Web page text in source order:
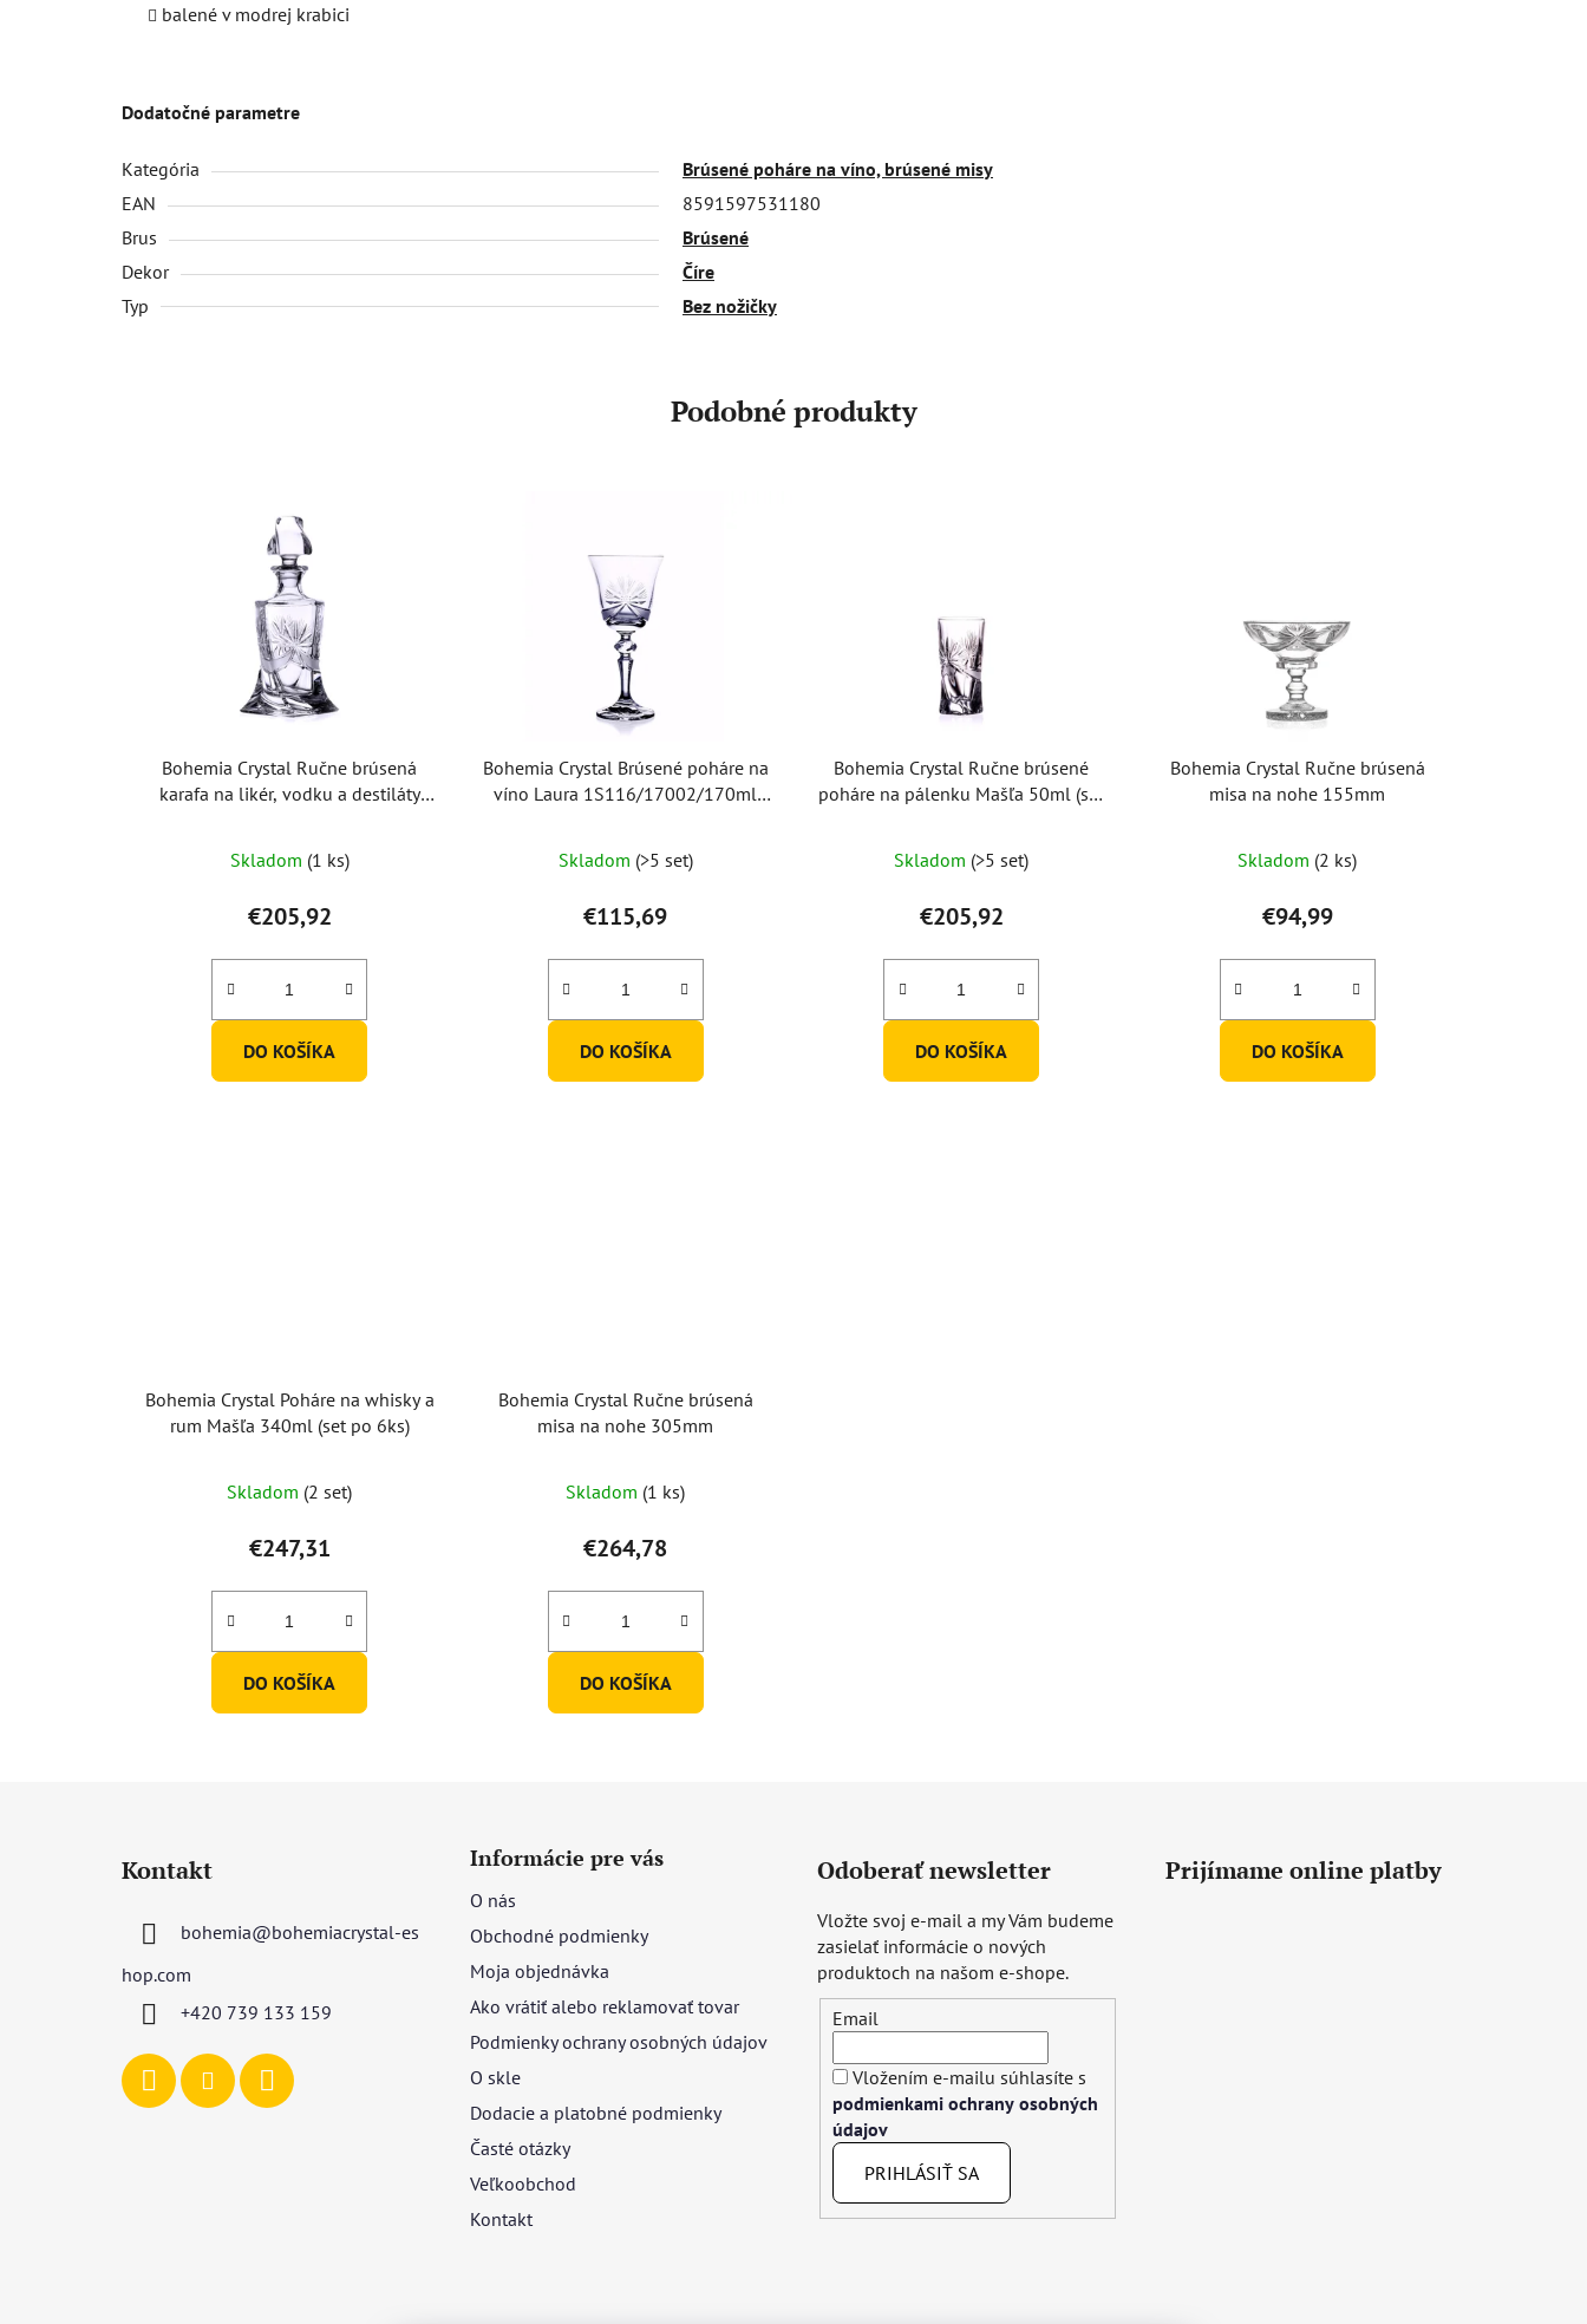
balené v modrej krabici
Dodatočné parametre
Kategória
Brúsené poháre na víno, brúsené misy
EAN
8591597531180
Brus
Brúsené
Dekor
Číre
Typ
Bez nožičky
Podobné produkty
Bohemia Crystal Ručne brúsená
karafa na likér, vodku a destiláty
Skladom (1 ks)
€205,92
DO KOŠÍKA
Bohemia Crystal Brúsené poháre na
víno Laura 1S116/17002/170ml
hodnotenie
produktu
je
5,0
z
hviezdičiek.
Skladom (>5 set)
€115,69
DO KOŠÍKA
Bohemia Crystal Ručne brúsené
poháre na pálenku Mašľa 50ml (set
Skladom (>5 set)
€205,92
DO KOŠÍKA
Bohemia Crystal Ručne brúsená
misa na nohe 155mm
Skladom (2 ks)
€94,99
DO KOŠÍKA
Bohemia Crystal Poháre na whisky a
rum Mašľa 340ml (set po 6ks)
Skladom (2 set)
€247,31
DO KOŠÍKA
Bohemia Crystal Ručne brúsená
misa na nohe 305mm
hodnotenie
produktu
je
5,0
z
hviezdičiek.
Skladom (1 ks)
€264,78
DO KOŠÍKA
Kontakt
bohemia@bohemiacrystal-es
hop.com
+420 739 133 159
Informácie pre vás
O nás
Obchodné podmienky
Moja objednávka
Ako vrátiť alebo reklamovať tovar
Podmienky ochrany osobných údajov
O skle
Dodacie a platobné podmienky
Časté otázky
Veľkoobchod
Kontakt
Odoberať newsletter
Vložte svoj e-mail a my Vám budeme
zasielať informácie o nových
produktoch na našom e-shope.
Email
Vložením e-mailu súhlasíte s
podmienkami ochrany osobných
údajov
PRIHLÁSIŤ SA
Prijímame online platby